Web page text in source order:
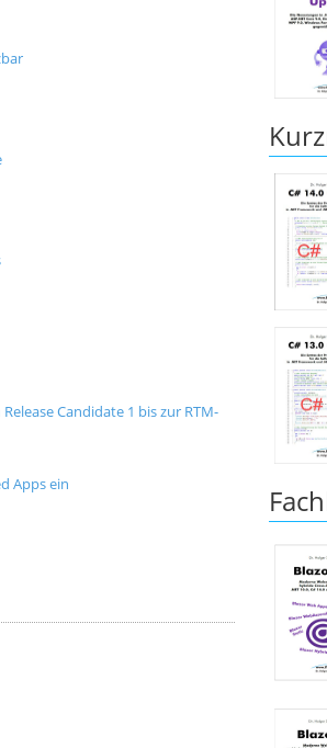
Candidate 1 bis zur RTM-
Apps ein